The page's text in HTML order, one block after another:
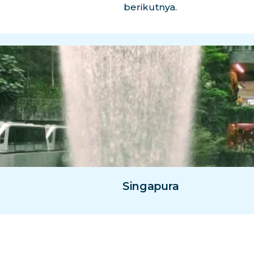
berikutnya.
Singapura